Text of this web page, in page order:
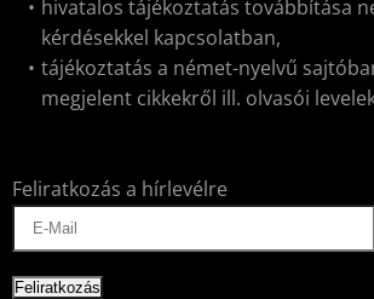
hivatalos tájékoztatás továbbítása
kérdésekkel kapcsolatban,
tájékoztatás a német-nyelvű
megjelent cikkekről ill. olvasói
Feliratkozás a hírlevélre